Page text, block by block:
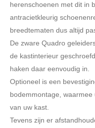
herenschoenen met dit in
antracietkleurig
breedtematen dus altijd
De zware Quadro
de kastinterieur
haken daar eenvoudig in.
Optioneel is een
bodemmontage,
van uw kast.
Tevens zijn er